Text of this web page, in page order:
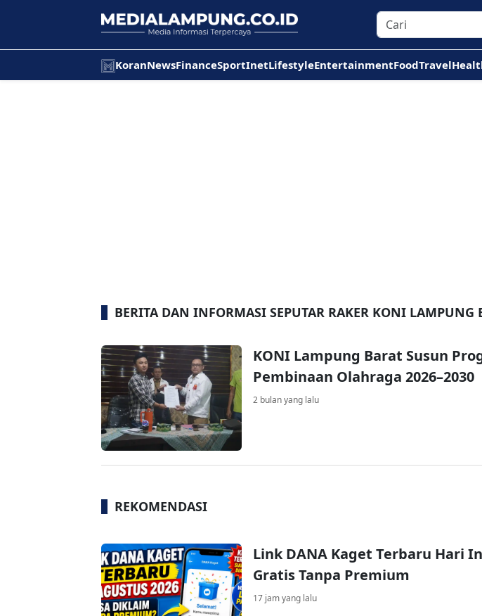
KoranNewsFinanceSportInetLifestyleEntertainmentFoodTravel
BERITA DAN INFORMASI SEPUTAR RAKER KONI LAMPUNG
KONI Lampung Barat Susun
Pembinaan Olahraga 2026–2030
2 bulan yang lalu
REKOMENDASI
Link DANA Kaget Terbaru Hari
Gratis Tanpa Premium
17 jam yang lalu